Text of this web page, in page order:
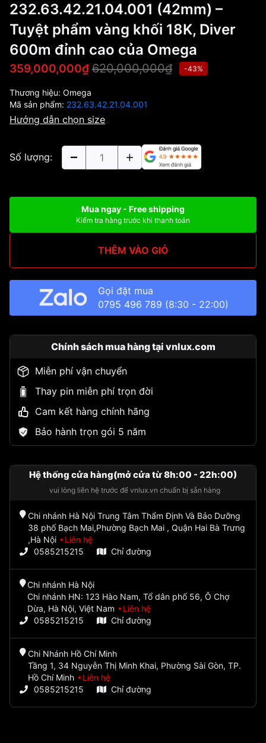
232.63.42.21.04.001 (42mm) –
Tuyệt phẩm vàng khối 18K, Diver
600m đỉnh cao của Omega
359,000,000₫ 620,000,000₫ -43%
Thương hiệu: Omega
Mã sản phẩm: 232.63.42.21.04.001
Hướng dẫn chọn size
Số lượng:
Mua ngay - Free shipping
Kiểm tra hàng trước khi thanh toán
THÊM VÀO GIỎ
Gọi đặt mua
0795 496 789 (8:30 - 22:00)
Chính sách mua hàng tại vnlux.com
Miễn phí vận chuyển
Thay pin miễn phí trọn đời
Cam kết hàng chính hãng
Bảo hành trọn gói 5 năm
Hệ thống cửa hàng(mở cửa từ 8h:00 - 22h:00)
vui lòng liên hệ trước để vnlux.vn chuẩn bị sẵn hàng
Chi nhánh Hà Nội Trung Tâm Thẩm Định Và Bảo Dưỡng
38 phố Bạch Mai,Phường Bạch Mai , Quận Hai Bà Trưng
,Hà Nội
Liên hệ
0585215215
Chỉ đường
Chi nhánh Hà Nội
Chi nhánh HN: 123 Hào Nam, Tổ dân phố 56, Ô Chợ
Dừa, Hà Nội, Việt Nam
Liên hệ
0585215215
Chỉ đường
Chi Nhánh Hồ Chí Minh
Tầng 1, 34 Nguyễn Thị Minh Khai, Phường Sài Gòn, TP.
Hồ Chí Minh
Liên hệ
0585215215
Chỉ đường